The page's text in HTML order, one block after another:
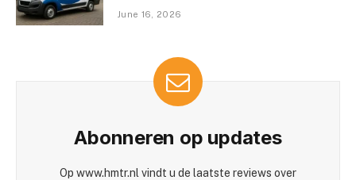
June 16, 2026
Abonneren op updates
Op www.hmtr.nl vindt u de laatste reviews over